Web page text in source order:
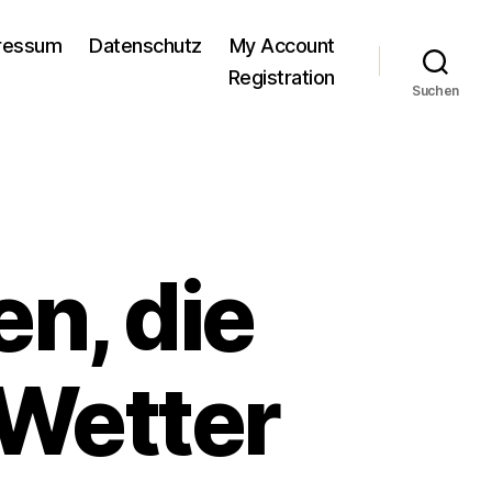
Datenschutz
My Account
Registration
Suchen
die